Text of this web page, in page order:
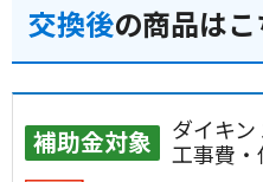
交換後の商品はこ
補助金対象
ダイキ
工事費・